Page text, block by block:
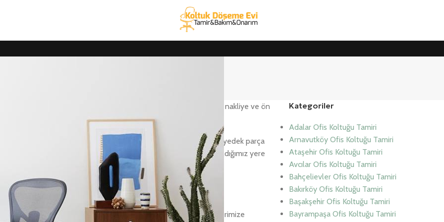
koltuğu ve ofis koltuğu yedek parça hizmetlerinde ücretsiz nakliye ve ön
veriyoruz. Her marka büro koltuğu, kanepe tamiri, koltuk yedek parça
yerinizden alıp, teknik servis hizmetini sağladıktan sonra aldığımız yere
kaplama hizmetleri
tamiri, döşemesi ve kaplama işlemlerini alanında uzman ekiplerimize
Kategoriler
Adalar Ofis Koltuğu Tamiri
Arnavutköy Ofis Koltuğu Tamiri
Ataşehir Ofis Koltuğu Tamiri
Avcılar Ofis Koltuğu Tamiri
Bahçelievler Ofis Koltuğu Tamiri
Bakırköy Ofis Koltuğu Tamiri
Başakşehir Ofis Koltuğu Tamiri
Bayrampaşa Ofis Koltuğu Tamiri